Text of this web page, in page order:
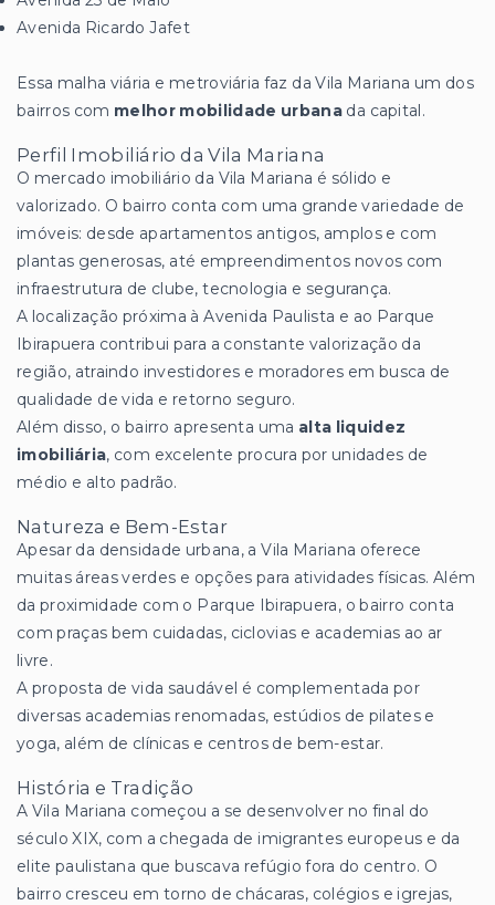
Avenida Ricardo Jafet
Essa malha viária e metroviária faz da Vila Mariana um dos
bairros com melhor mobilidade urbanada capital.
Perfil Imobiliário da Vila Mariana
O mercado imobiliário da Vila Mariana é sólido e
valorizado. O bairro conta com uma grande variedade de
imóveis: desde apartamentos antigos, amplos e com
plantas generosas, até empreendimentos novos com
infraestrutura de clube, tecnologia e segurança.
A localização próxima à Avenida Paulista e ao Parque
Ibirapuera contribui para a constante valorização da
região, atraindo investidores e moradores em busca de
qualidade de vida e retorno seguro.
Além disso, o bairro apresenta uma alta liquidez
imobiliária, com excelente procura por unidades de
médio e alto padrão.
Natureza e Bem-Estar
Apesar da densidade urbana, a Vila Mariana oferece
muitas áreas verdes e opções para atividades físicas. Além
da proximidade com o Parque Ibirapuera, o bairro conta
com praças bem cuidadas, ciclovias e academias ao ar
livre.
A proposta de vida saudável é complementada por
diversas academias renomadas, estúdios de pilates e
yoga, além de clínicas e centros de bem-estar.
História e Tradição
A Vila Mariana começou a se desenvolver no final do
século XIX, com a chegada de imigrantes europeus e da
elite paulistana que buscava refúgio fora do centro. O
bairro cresceu em torno de chácaras, colégios e igrejas,